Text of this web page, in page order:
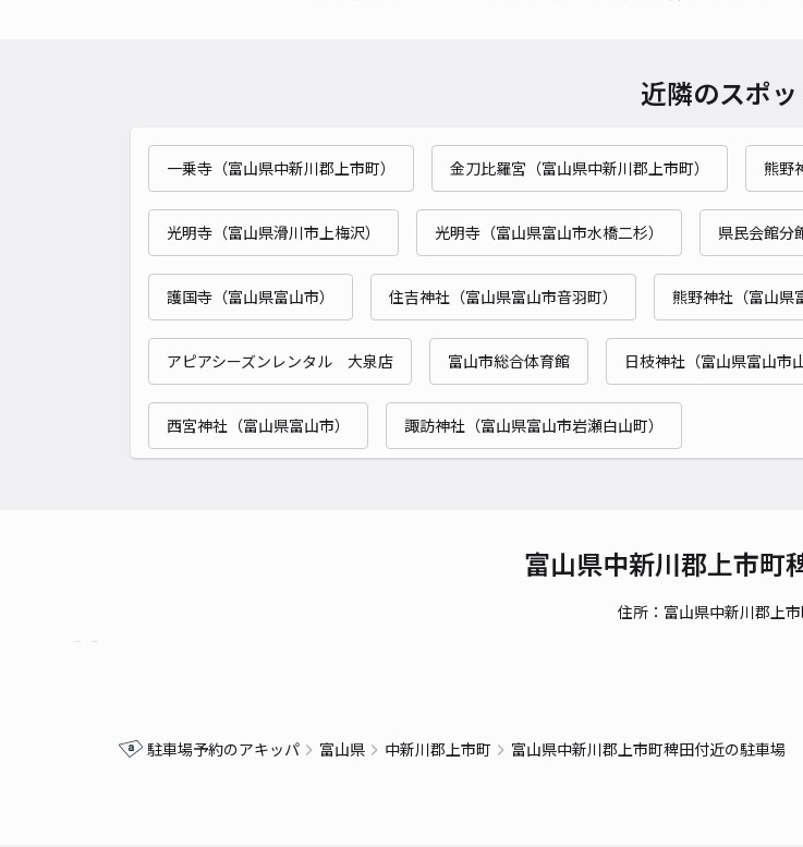
近隣のスポッ
一乗寺（富山県中新川郡上市町） 金刀比羅宮（富山県中新川郡上市町） 熊野
光明寺（富山県滑川市上梅沢） 光明寺（富山県富山市水橋二杉） 県民会館
護国寺（富山県富山市） 住吉神社（富山県富山市音羽町） 熊野神社（富山県
アピアシーズンレンタル 大泉店 富山市総合体育館 日枝神社（富山県富山市
西宮神社（富山県富山市） 諏訪神社（富山県富山市岩瀬白山町）
富山県中新川郡上市町
住所：富山県中新川郡上
駐車場予約のアキッパ 富山県 中新川郡上市町 富山県中新川郡上市町稗田付近の駐車場